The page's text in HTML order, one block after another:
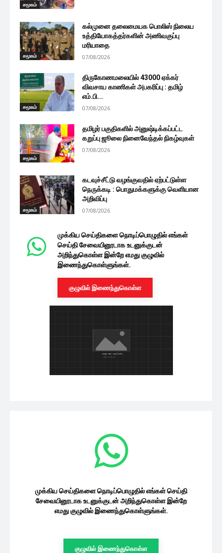
சமூகம்
சமூகம்
கல்முனை தலைமையக பொலிஸ் நிலைய
உத்தியோகத்தர்களின் அணிவகுப்பு
மரியாதை
07/08/2026
சமூகம்
திருகோணமலையில் 43000 ஏக்கர்
விவசாய காணிகள் அபகரிப்பு : தமிழ்
எம்.பி...
07/08/2026
சமூகம்
தமிழர் பகுதிகளில் அனுஷ்டிக்கப்பட்ட
கறுப்பு ஜூலை நினைவேந்தல் நிகழ்வுகள்
07/08/2026
சமூகம்
கடவுச்சீட்டு வழங்குவதில் ஏற்பட்டுள்ள
நெருக்கடி : பொதுமக்களுக்கு வெளியான
அறிவிப்பு
07/08/2026
முக்கிய செய்திகளை நொடிப்பொழுதில் எங்கள்
செய்தி சேவையினூடாக உடனுக்குடன்
அறிந்துகொள்ள இன்றே எமது குழுவில்
இணைந்துகொள்ளுங்கள்.
குழுவில் இணைந்துகொள்ள
முக்கிய செய்திகளை நொடிப்பொழுதில் எங்கள் செய்தி
சேவையினூடாக உடனுக்குடன் அறிந்துகொள்ள இன்றே
எமது குழுவில் இணைந்துகொள்ளுங்கள்.
குழுவில் இணைந்துகொள்ள